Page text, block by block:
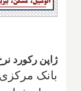
ژاپن رکورد
بانک